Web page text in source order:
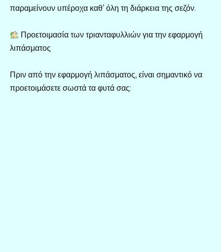
παραμείνουν υπέροχα καθ’ όλη τη διάρκεια της σεζόν.
Προετοιμασία των τριανταφυλλιών για την εφαρμογή
λιπάσματος
Πριν από την εφαρμογή λιπάσματος, είναι σημαντικό να
προετοιμάσετε σωστά τα φυτά σας: